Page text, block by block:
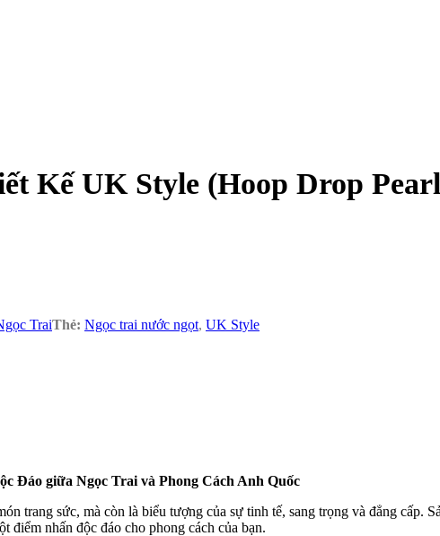
Kế UK Style (Hoop Drop
TraiThẻ: Ngọc trai nước ngọt, UK Style
Đáo giữa Ngọc Trai và Phong Cách Anh Quốc
trang sức, mà còn là biểu tượng của sự tinh tế, sang trọng và đẳng cấp.
điểm nhấn độc đáo cho phong cách của bạn.